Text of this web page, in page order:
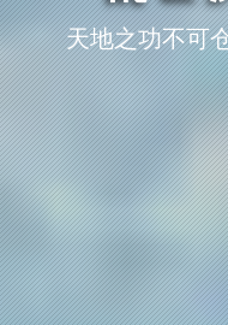
天地之功不可仓卒,